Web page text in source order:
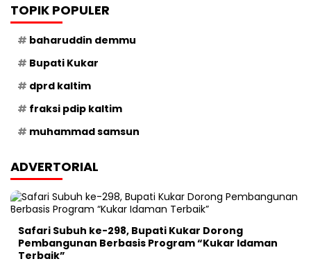
TOPIK POPULER
baharuddin demmu
Bupati Kukar
dprd kaltim
fraksi pdip kaltim
muhammad samsun
ADVERTORIAL
Safari Subuh ke-298, Bupati Kukar Dorong
Pembangunan Berbasis Program “Kukar Idaman
Terbaik”